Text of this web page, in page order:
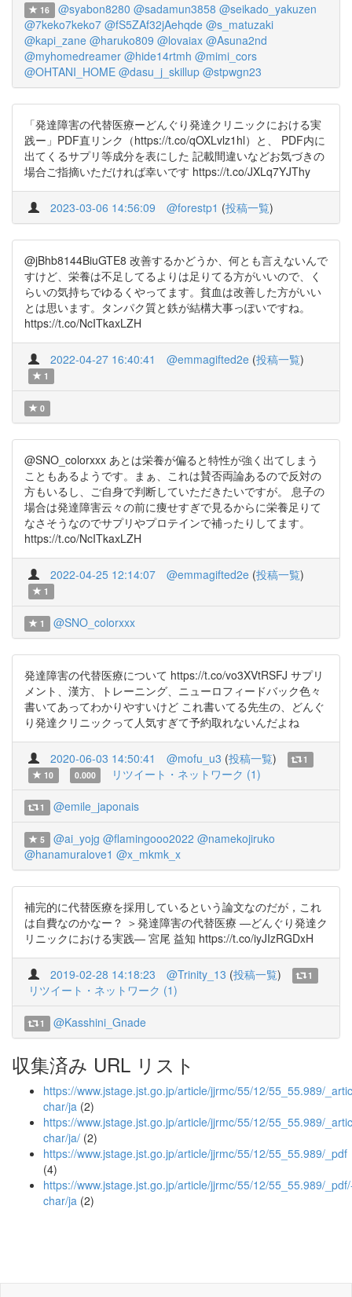
16 @syabon8280 @sadamun3858 @seikado_yakuzen
@7keko7keko7 @fS5ZAf32jAehqde @s_matuzaki
@kapi_zane @haruko809 @lovaiax @Asuna2nd
@myhomedreamer @hide14rtmh @mimi_cors
@OHTANI_HOME @dasu_j_skillup @stpwgn23
「発達障害の代替医療ーどんぐり発達クリニックにおける実
践ー」PDF直リンク（https://t.co/qOXLvlz1hl）と、 PDF内に
出てくるサプリ等成分を表にした 記載間違いなどお気づきの
場合ご指摘いただければ幸いです https://t.co/JXLq7YJThy
2023-03-06 14:56:09 @forestp1 (投稿一覧)
@jBhb8144BiuGTE8 改善するかどうか、何とも言えないんで
すけど、栄養は不足してるよりは足りてる方がいいので、く
らいの気持ちでゆるくやってます。貧血は改善した方がいい
とは思います。タンパク質と鉄が結構大事っぽいですね。
https://t.co/NcITkaxLZH
2022-04-27 16:40:41 @emmagifted2e (投稿一覧)
1
0
@SNO_colorxxx あとは栄養が偏ると特性が強く出てしまう
こともあるようです。まぁ、これは賛否両論あるので反対の
方もいるし、ご自身で判断していただきたいですが。 息子の
場合は発達障害云々の前に痩せすぎで見るからに栄養足りて
なさそうなのでサプリやプロテインで補ったりしてます。
https://t.co/NcITkaxLZH
2022-04-25 12:14:07 @emmagifted2e (投稿一覧)
1
1 @SNO_colorxxx
発達障害の代替医療について https://t.co/vo3XVtRSFJ サプリ
メント、漢方、トレーニング、ニューロフィードバック色々
書いてあってわかりやすいけど これ書いてる先生の、どんぐ
り発達クリニックって人気すぎて予約取れないんだよね
2020-06-03 14:50:41 @mofu_u3 (投稿一覧)
1
10
0.000 リツイート・ネットワーク (1)
1 @emile_japonais
5 @ai_yojg @flamingooo2022 @namekojiruko
@hanamuralove1 @x_mkmk_x
補完的に代替医療を採用しているという論文なのだが，これ
は自費なのかなー？ ＞発達障害の代替医療 ―どんぐり発達ク
リニックにおける実践― 宮尾 益知 https://t.co/iyJIzRGDxH
2019-02-28 14:18:23 @Trinity_13 (投稿一覧) 1
リツイート・ネットワーク (1)
1 @Kasshini_Gnade
収集済み URL リスト
https://www.jstage.jst.go.jp/article/jjrmc/55/12/55_55.989/
char/ja (2)
https://www.jstage.jst.go.jp/article/jjrmc/55/12/55_55.989/
char/ja/ (2)
https://www.jstage.jst.go.jp/article/jjrmc/55/12/55_55.989/_pdf
(4)
https://www.jstage.jst.go.jp/article/jjrmc/55/12/55_55.989/
char/ja (2)